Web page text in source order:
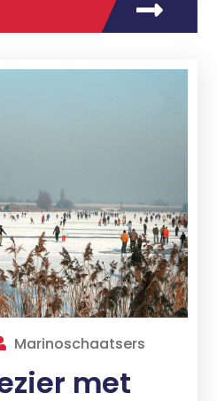
Marinoschaatsers
met